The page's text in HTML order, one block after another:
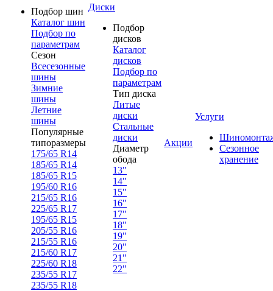
Подбор шин
Каталог шин
Подбор по
параметрам
Сезон
Всесезонные
шины
Зимние
шины
Летние
шины
Популярные
типоразмеры
175/65 R14
185/65 R14
185/65 R15
195/60 R16
215/65 R16
225/65 R17
195/65 R15
205/55 R16
215/55 R16
215/60 R17
225/60 R18
235/55 R17
235/55 R18
Диски
Подбор
дисков
Каталог
дисков
Подбор по
параметрам
Тип диска
Литые
диски
Стальные
диски
Диаметр
обода
13"
14"
15"
16"
17"
18"
19"
20"
21"
22"
Акции
Услуги
Сезонное
хранение